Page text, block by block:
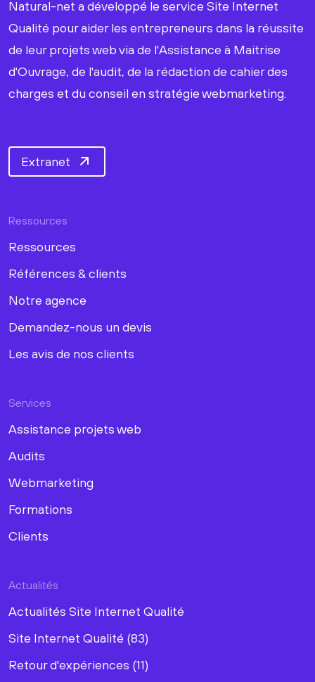
Natural-net a développé le service Site Internet
Qualité pour aider les entrepreneurs dans la réussite
de leur projets web via de l'Assistance à Maitrise
d'Ouvrage, de l'audit, de la rédaction de cahier des
charges et du conseil en stratégie webmarketing.
Extranet
Ressources
Ressources
Références & clients
Notre agence
Demandez-nous un devis
Les avis de nos clients
Services
Assistance projets web
Audits
Webmarketing
Formations
Clients
Actualités
Actualités Site Internet Qualité
Site Internet Qualité (83)
Retour d'expériences (11)